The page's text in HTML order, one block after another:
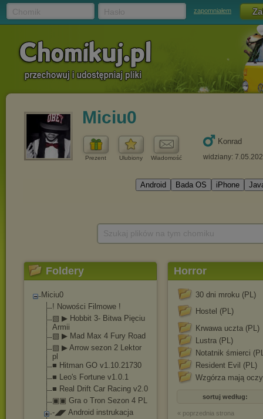
zapomniałem
Miciu0
Prezent Ulubiony Wiadomość
Konrad
widziany:
Foldery
Miciu0
! Nowości Filmowe !
▧ ▶ Hobbit 3- Bitwa Pięciu
Armii
▧ ▶ Mad Max 4 Fury Road
▧ ▶ Arrow sezon 2 Lektor
pl
■ Hitman GO v1.10.21730
■ Leo's Fortune v1.0.1
■ Real Drift Car Racing v2.0
▣▣ Gra o Tron Sezon 4 PL
-◢◤ Android instrukacja
Horror
30 dni mroku (PL)
Hostel (PL)
Krwawa uczta (PL)
Lustra (PL)
Notatnik śmierci
Resident Evil (PL)
Wzgórza mają
sortuj według:
« poprzednia strona